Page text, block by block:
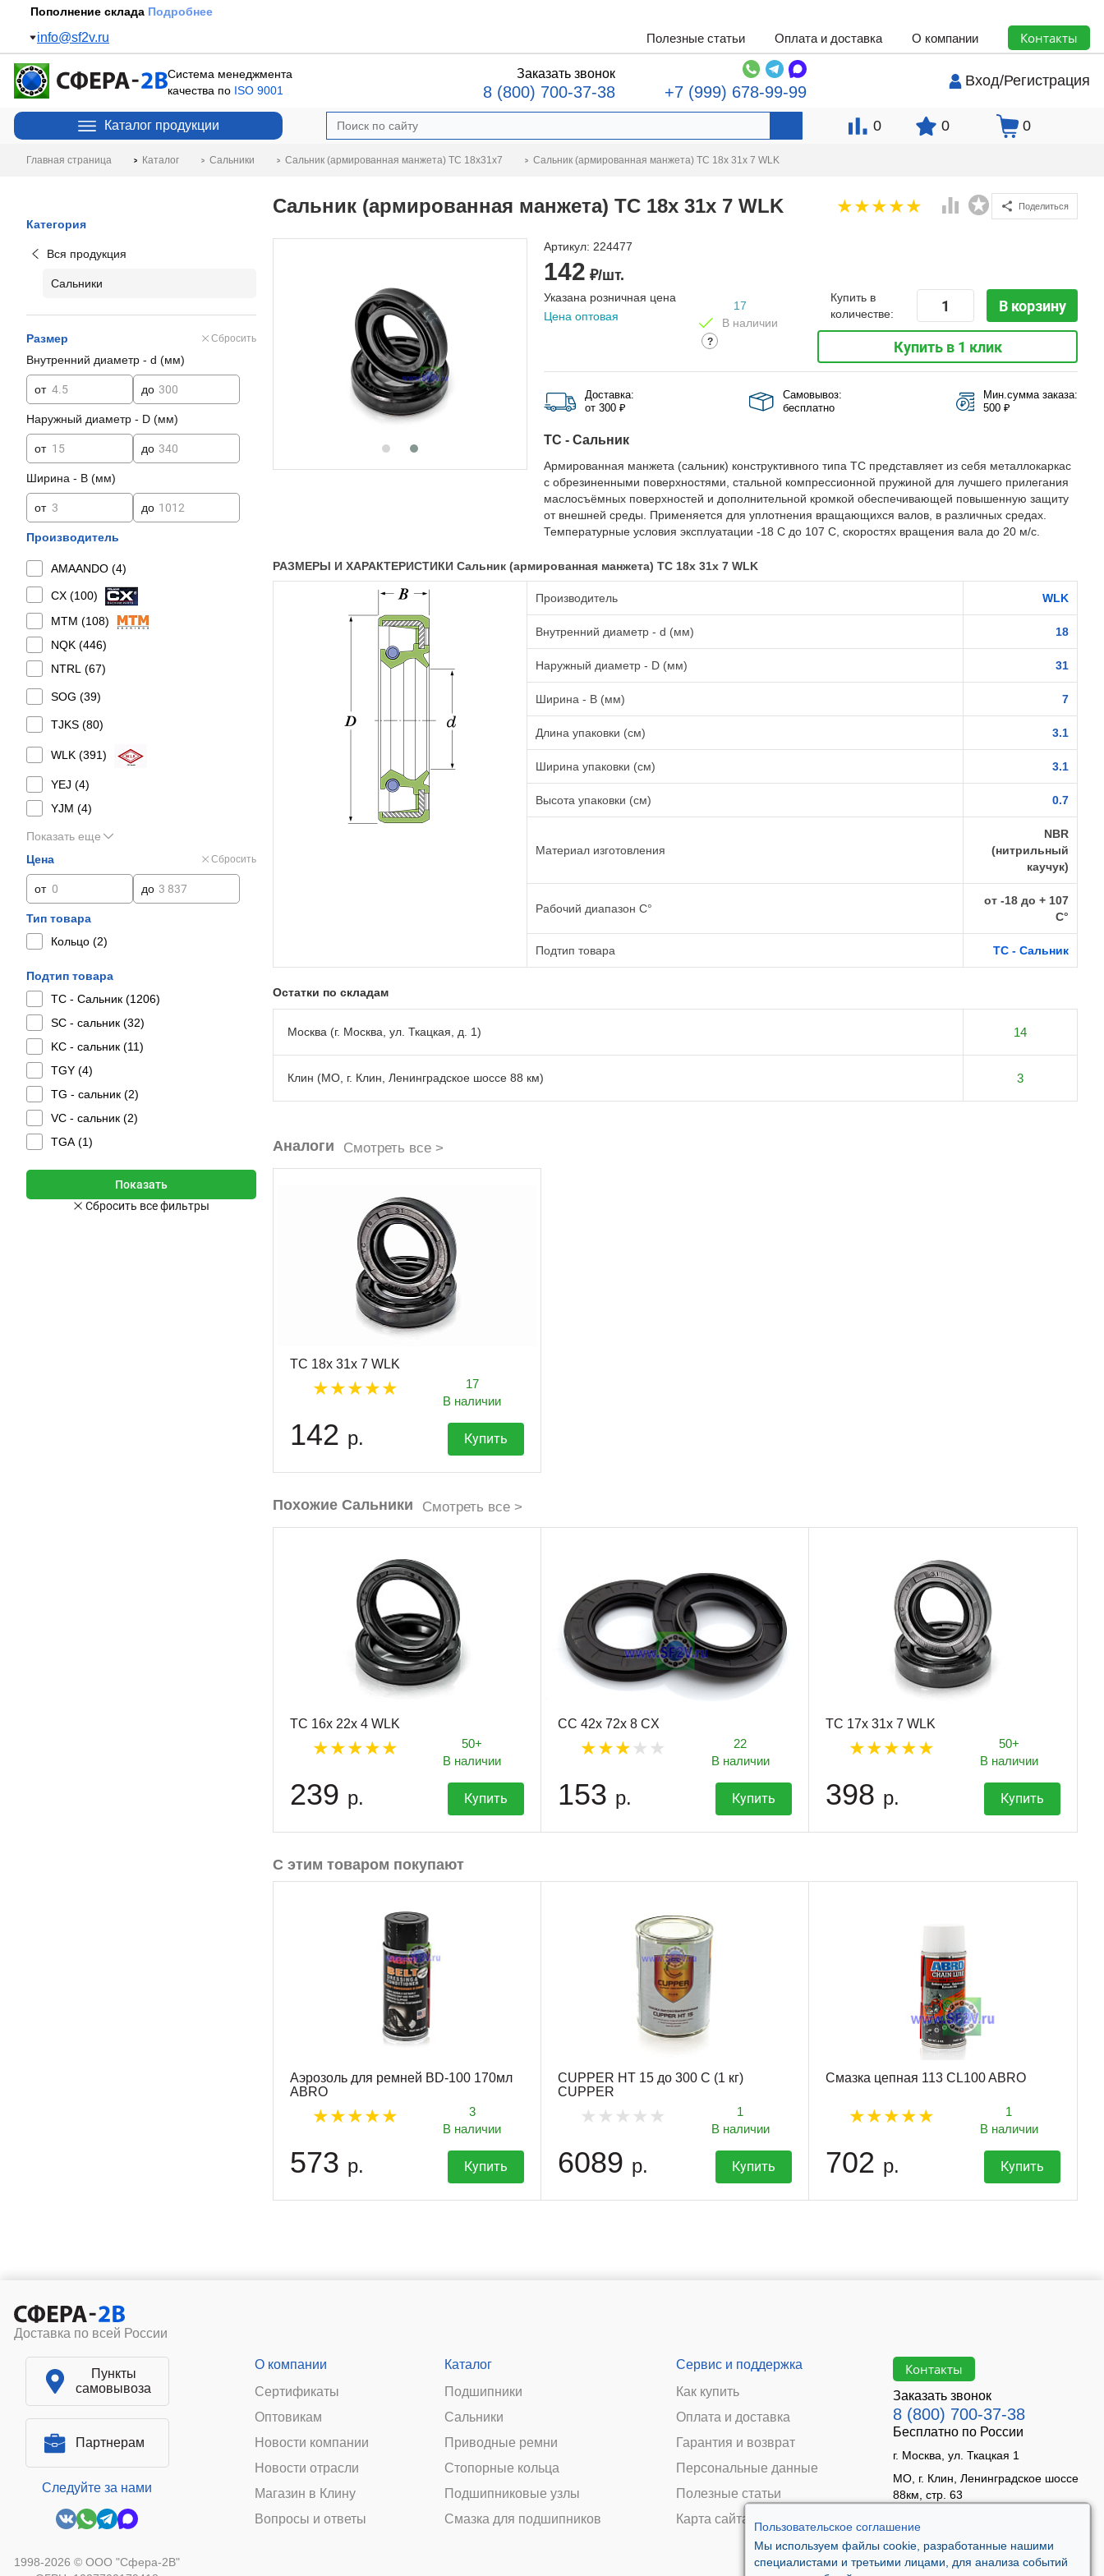
Пользовательское соглашение
Мы используем файлы cookie, разработанные нашими
специалистами и третьими лицами, для анализа событий
Пополнение склада Подробнее
info@sf2v.ru Полезные статьи Оплата и доставка О компании Контакты
Система менеджмента
качества по ISO 9001
Заказать звонок
8 (800) 700-37-38 +7 (999) 678-99-99
Вход/Регистрация
Каталог продукции 0 0 0
Главная страница Каталог Сальники Сальник (армированная манжета) TC 18x31x7 Сальник (армированная манжета) TC 18x 31x 7 WLK
Категория
Вся продукция
Сальники
Размер Сбросить
Внутренний диаметр - d (мм)
от до
Наружный диаметр - D (мм)
от до
Ширина - B (мм)
от до
Производитель
AMAANDO (4)
CX (100)
MTM (108)
NQK (446)
NTRL (67)
SOG (39)
TJKS (80)
WLK (391)
YEJ (4)
YJM (4)
Показать еще
Цена
Сбросить
от до
Тип товара
Кольцо (2)
Подтип товара
TC - Сальник (1206)
SC - сальник (32)
KC - сальник (11)
TGY (4)
TG - сальник (2)
VC - сальник (2)
TGA (1)
Сальник (армированная манжета) TC 18x 31x 7 WLK Поделиться
Артикул: 224477
142 ₽/шт.
Указана розничная цена
Цена оптовая
17
В наличии
?
Купить в
количестве:
В корзину
Купить в 1 клик
Доставка:
от 300 ₽
Самовывоз:
бесплатно
Мин.сумма заказа:
500 ₽
TC - Сальник
Армированная манжета (сальник) конструктивного типа TC представляет из себя металлокаркас
с обрезиненными поверхностями, стальной компрессионной пружиной для лучшего прилегания
маслосъёмных поверхностей и дополнительной кромкой обеспечивающей повышенную защиту
от внешней среды. Применяется для уплотнения вращающихся валов, в различных средах.
Температурные условия эксплуатации -18 С до 107 С, скоростях вращения вала до 20 м/с.
РАЗМЕРЫ И ХАРАКТЕРИСТИКИ Сальник (армированная манжета) TC 18x 31x 7 WLK
Производитель WLK
Внутренний диаметр - d (мм) 18
Наружный диаметр - D (мм) 31
Ширина - B (мм) 7
Длина упаковки (см) 3.1
Ширина упаковки (см) 3.1
Высота упаковки (см) 0.7
Материал изготовления
NBR
(нитрильный
каучук)
Рабочий диапазон C°
от -18 до + 107
C°
Подтип товара TC - Сальник
Остатки по складам
Москва (г. Москва, ул. Ткацкая, д. 1) 14
Клин (МО, г. Клин, Ленинградское шоссе 88 км) 3
Аналоги Смотреть все >
TC 18x 31x 7 WLK
17
В наличии
142 р. Купить
Похожие Сальники Смотреть все >
TC 16x 22x 4 WLK
50+
В наличии
239 р. Купить
CC 42x 72x 8 CX
22
В наличии
153 р. Купить
TC 17x 31x 7 WLK
50+
В наличии
398 р. Купить
С этим товаром покупают
Аэрозоль для ремней BD-100 170мл
ABRO
3
В наличии
573 р. Купить
CUPPER HT 15 до 300 С (1 кг)
CUPPER
1
В наличии
6089 р. Купить
Смазка цепная 113 CL100 ABRO
1
В наличии
702 р. Купить
Доставка по всей России
Пункты
самовывоза
Партнерам
Следуйте за нами
1998-2026 © ООО "Сфера-2В"
О компании
Сертификаты
Оптовикам
Новости компании
Новости отрасли
Магазин в Клину
Вопросы и ответы
Каталог
Подшипники
Сальники
Приводные ремни
Стопорные кольца
Подшипниковые узлы
Смазка для подшипников
Сервис и поддержка
Как купить
Оплата и доставка
Гарантия и возврат
Персональные данные
Полезные статьи
Карта сайта
Контакты
Заказать звонок
8 (800) 700-37-38
Бесплатно по России
г. Москва, ул. Ткацкая 1
МО, г. Клин, Ленинградское шоссе
88км, стр. 63
Сб 10:00 - 14:00
Вс - выходной